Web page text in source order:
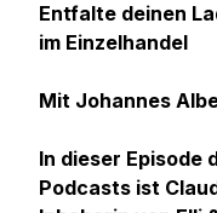
Entfalte deinen
im Einzelhandel
Mit Johannes
In dieser Episode
Podcasts ist